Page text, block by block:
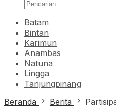
Batam
Bintan
Karimun
Anambas
Natuna
Lingga
Tanjungpinang
Beranda
Berita